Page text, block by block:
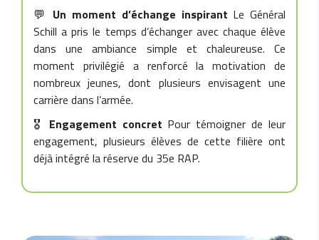
💬 Un moment d’échange inspirant Le Général
Schill a pris le temps d’échanger avec chaque élève
dans une ambiance simple et chaleureuse. Ce
moment privilégié a renforcé la motivation de
nombreux jeunes, dont plusieurs envisagent une
carrière dans l’armée.
🎖️ Engagement concret Pour témoigner de leur
engagement, plusieurs élèves de cette filière ont
déjà intégré la réserve du 35e RAP.